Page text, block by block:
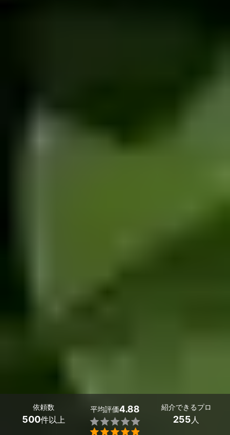
依頼数
500件以上
平均評価4.88


紹介できるプロ
255人